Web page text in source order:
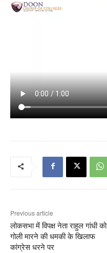
Previous article
लोकसभा में विपक्ष नेता राहुल गांधी को
गोली मारने की धमकी के खिलाफ
कांग्रेस धरने पर